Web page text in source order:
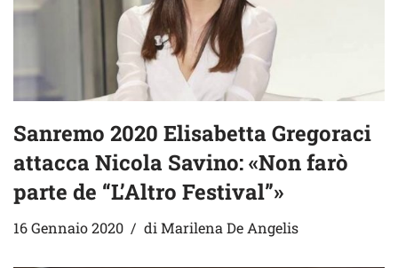
Sanremo 2020 Elisabetta Gregoraci
attacca Nicola Savino: «Non farò
parte de “L’Altro Festival”»
16 Gennaio 2020 di Marilena De Angelis